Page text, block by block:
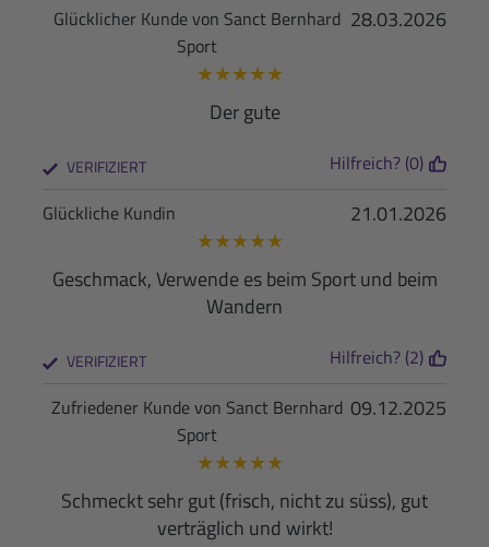
28.03.2026
Glücklicher Kunde von Sanct Bernhard
Sport
★★★★★
Der gute
VERIFIZIERT Hilfreich? (0)
21.01.2026
Glückliche Kundin
★★★★★
Geschmack, Verwende es beim Sport und beim
Wandern
VERIFIZIERT Hilfreich? (2)
09.12.2025
Zufriedener Kunde von Sanct Bernhard
Sport
★★★★★
Schmeckt sehr gut (frisch, nicht zu süss), gut
verträglich und wirkt!